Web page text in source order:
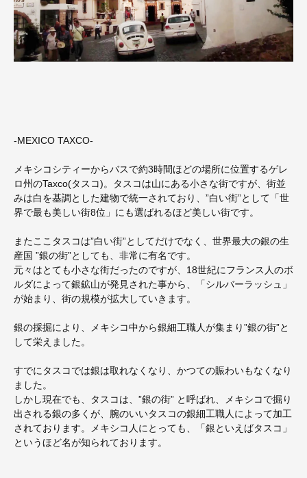
-MEXICO TAXCO-
メキシコシティーからバスで約3時間ほどの場所に位置するゲレ
ロ州のTaxco(タスコ)。タスコは山にある小さな街ですが、街並
みは白を基調とした建物で統一されており、”白い街”として「世
界で最も美しい街8位」にも選ばれるほど美しい街です。
またここタスコは”白い街”としてだけでなく、世界最大の銀の生
産国 ”銀の街”としても、非常に有名です。
元々はとても小さな街だったのですが、18世紀にフランス人のボ
ルダによって銀鉱山が発見された事から、「シルバーラッシュ」
が始まり、街の規模が拡大していきます。
銀の採掘により、メキシコ中から銀細工職人が集まり”銀の街”と
して栄えました。
すでにタスコでは銀は取れなくなり、かつての賑わいもなくなり
ました。
しかし現在でも、タスコは、”銀の街” と呼ばれ、メキシコで掘り
出される銀の多くが、腕のいいタスコの銀細工職人によって加工
されております。メキシコ人にとっても、「銀といえばタスコ」
というほど名が知られております。